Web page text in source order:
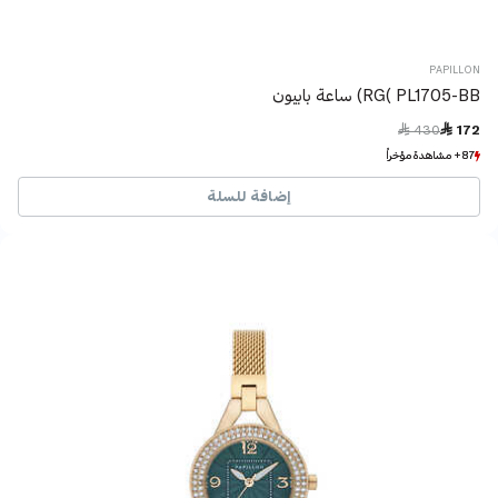
PAPILLON
RG( PL1705-BB) ساعة بابيون
 172
Price reduced from
 430
87+ مشاهدة مؤخراً
19+ بيع مؤخراً
87+ مشاهدة مؤخراً
19+ بيع مؤخراً
إضافة للسلة